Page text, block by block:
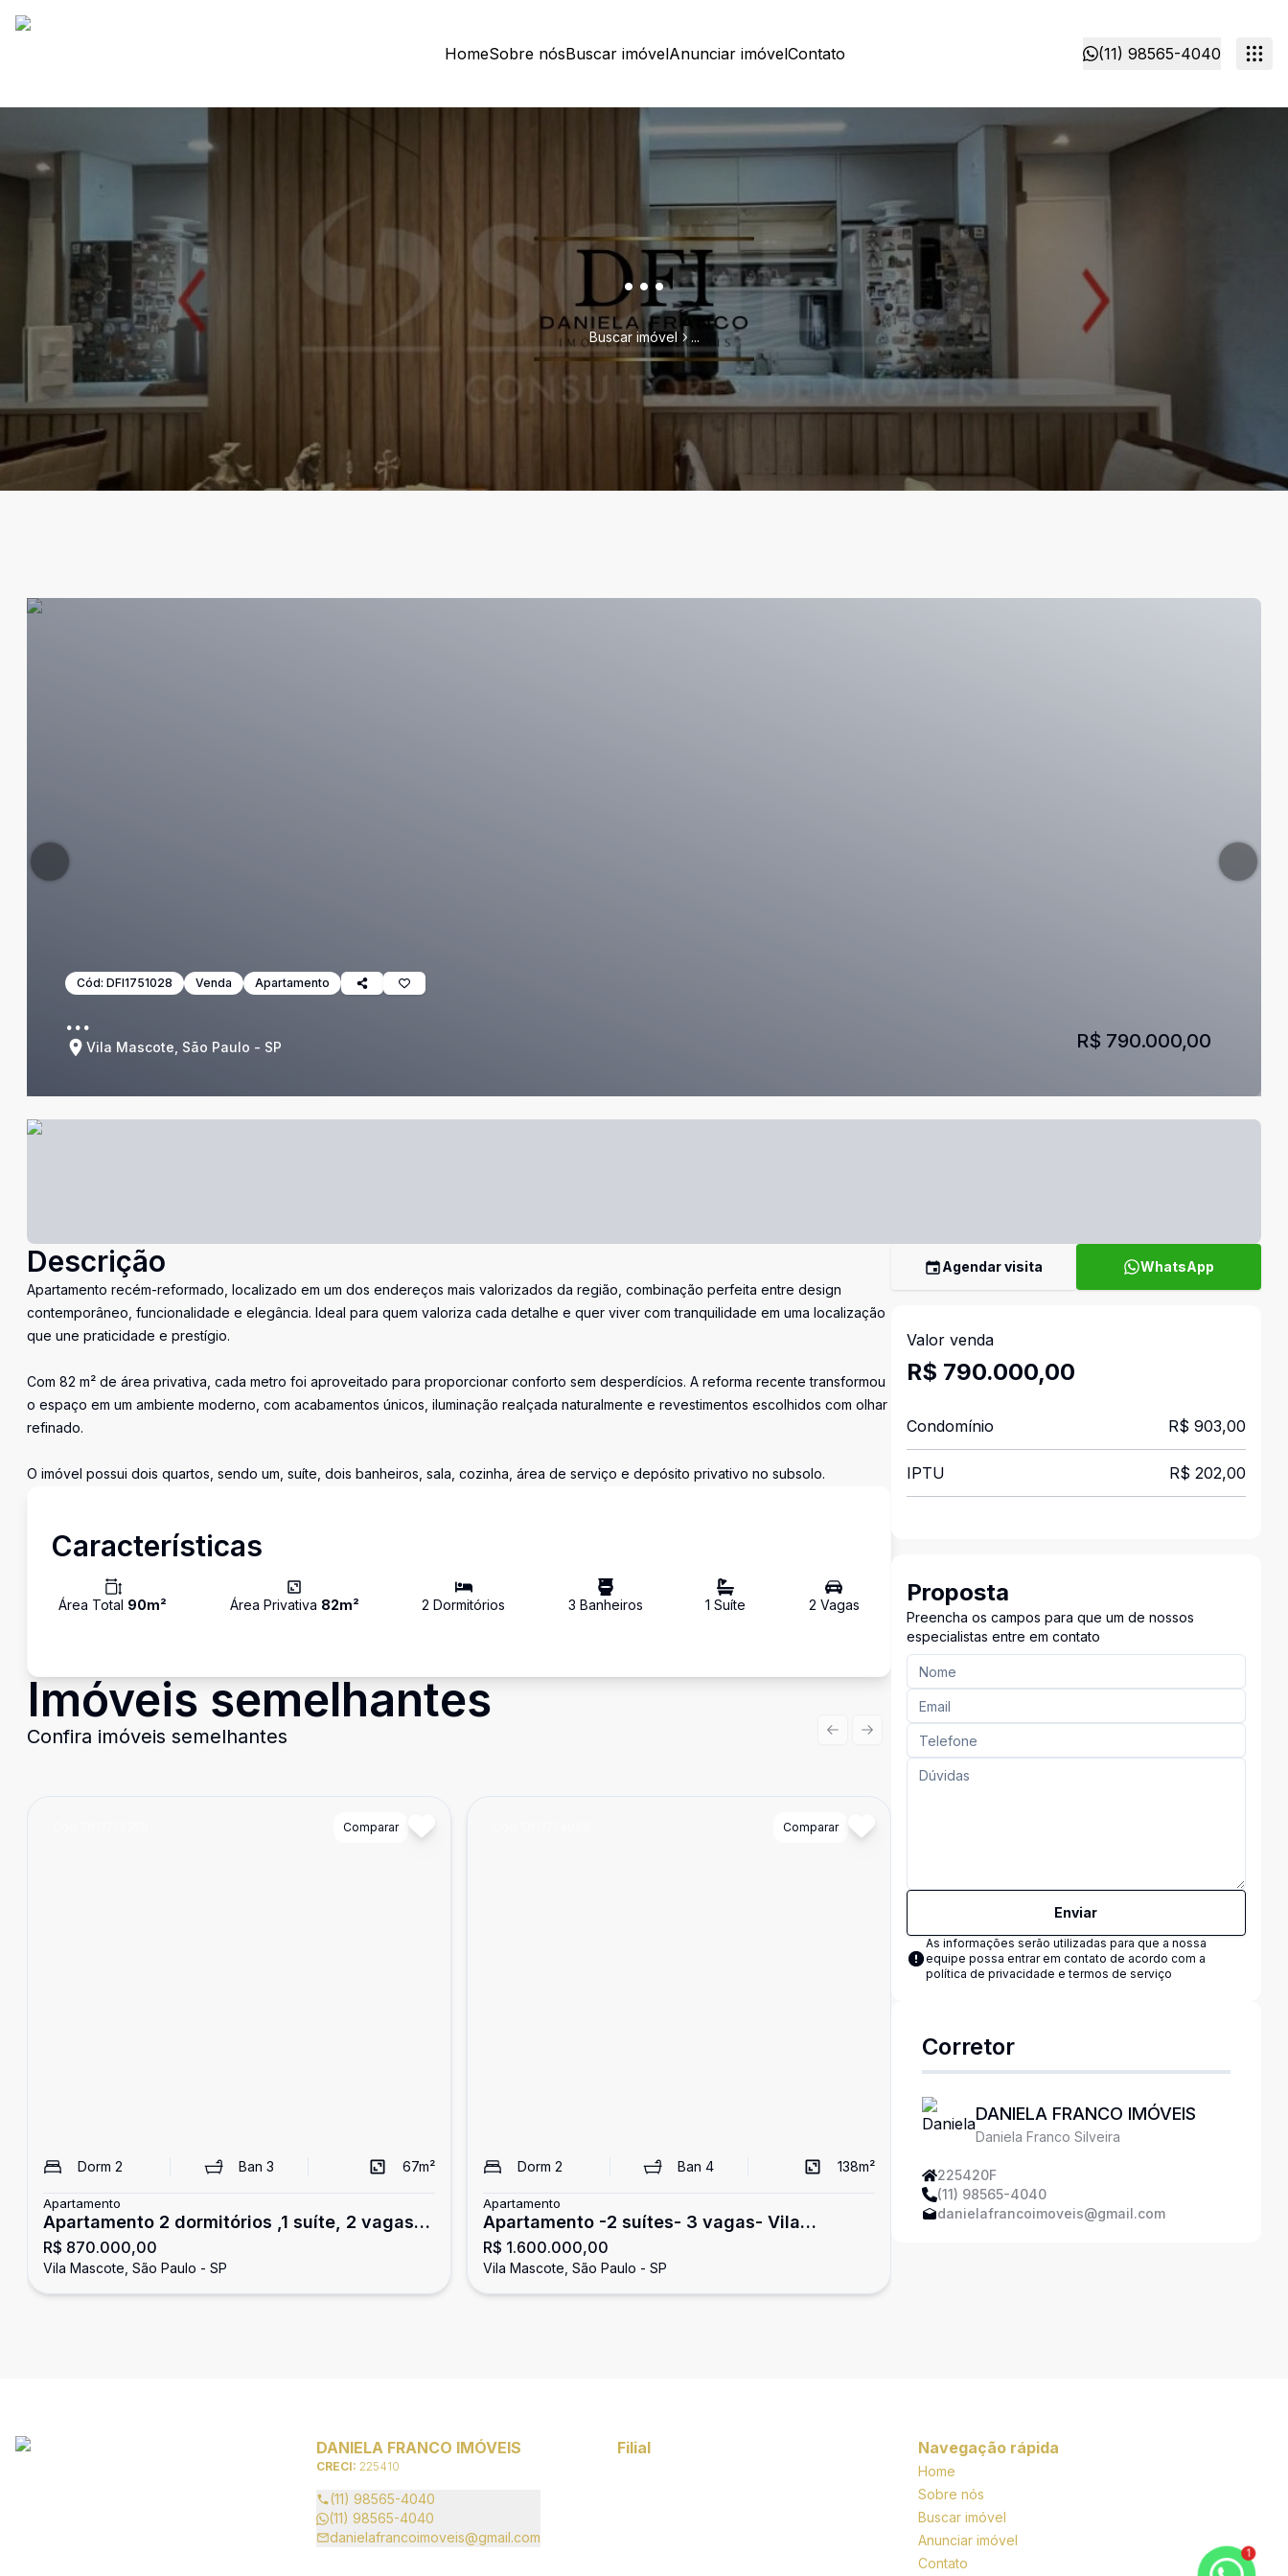
HomeSobre nósBuscar imóvelAnunciar imóvelContato (11) 98565-4040
...
Buscar imóvel ...
Cód: DFI1751028 Venda Apartamento
...
Vila Mascote, São Paulo - SP R$ 790.000,00
Descrição
Apartamento recém-reformado, localizado em um dos endereços mais valorizados da região, combinação perfeita entre design
contemporâneo, funcionalidade e elegância. Ideal para quem valoriza cada detalhe e quer viver com tranquilidade em uma localização
que une praticidade e prestígio.
Com 82 m² de área privativa, cada metro foi aproveitado para proporcionar conforto sem desperdícios. A reforma recente transformou
o espaço em um ambiente moderno, com acabamentos únicos, iluminação realçada naturalmente e revestimentos escolhidos com olhar
refinado.
O imóvel possui dois quartos, sendo um, suíte, dois banheiros, sala, cozinha, área de serviço e depósito privativo no subsolo.
Características
Área Total 90m² Área Privativa 82m² 2 Dormitórios 3 Banheiros 1 Suíte 2 Vagas
Imóveis semelhantes
Confira imóveis semelhantes
Comparar
Dorm 2 Ban3 67m²
Apartamento
Apartamento 2 dormitórios ,1 suíte, 2 vagas -
Vila Mascote
R$ 870.000,00
Vila Mascote, São Paulo - SP
Comparar
Dorm 2 Ban4 138m²
Apartamento
Apartamento -2 suítes- 3 vagas- Vila
Mascote
R$ 1.600.000,00
Vila Mascote, São Paulo - SP
Dorm2
Apartamento
Apartamento com 2 suites na Vila Mascote
Previous slide
Next slide
Agendar visita WhatsApp
Valor venda
R$ 790.000,00
Condomínio R$ 903,00
IPTU R$ 202,00
Proposta
Preencha os campos para que um de nossos
especialistas entre em contato
Enviar
As informações serão utilizadas para que a nossa
equipe possa entrar em contato de acordo com a
política de privacidade e termos de serviço
Corretor
DANIELA FRANCO IMÓVEIS
Daniela Franco Silveira
225420F
(11) 98565-4040
danielafrancoimoveis@gmail.com
DANIELA FRANCO IMÓVEIS
CRECI: 225410
(11) 98565-4040
(11) 98565-4040
danielafrancoimoveis@gmail.com
Filial Navegação rápida
Home
Sobre nós
Buscar imóvel
Anunciar imóvel
Contato
1